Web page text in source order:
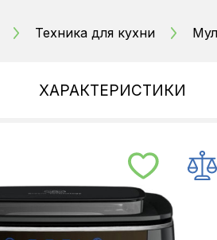
Техника для кухни
ХАРАКТЕРИСТИКИ